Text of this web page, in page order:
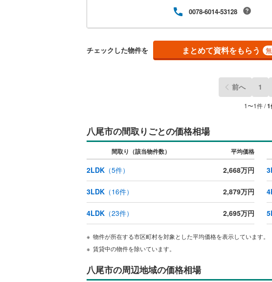
をご提案させて頂きま
下さい・ご来店の際は
古戸建て】ならハウス
0078-6014-53128
チェックした物件を まとめて資料をもらう
前へ 1
1〜1件 /1
八尾市の間取りごとの価格相場
間取り（該当物件数） 平均価格
2LDK （5件） 2,668万円
3LDK （16件） 2,879万円
4LDK （23件） 2,695万円
物件が所在する市区町村を対象とした平均価格を表示しています。
賃貸中の物件を除いています。
八尾市の周辺地域の価格相場
箕面市(47)
門真市(85)
藤井寺市(45)
南河内郡河南町(9)
リビングダイニング15畳
（0）
キッチン
販売、価格、契約、入居関連
浴室
浴室乾燥機あり（0）
収納
ウォークインクローゼ
バルコニー、庭